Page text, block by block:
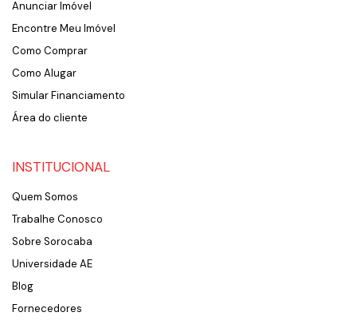
Anunciar Imóvel
Encontre Meu Imóvel
Como Comprar
Como Alugar
Simular Financiamento
Área do cliente
INSTITUCIONAL
Quem Somos
Trabalhe Conosco
Sobre Sorocaba
Universidade AE
Blog
Fornecedores